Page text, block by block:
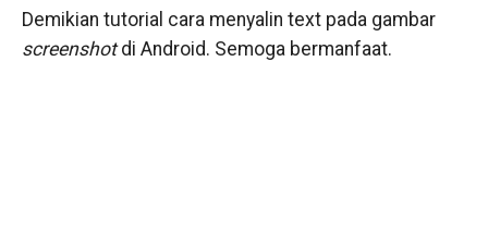
Demikian tutorial cara menyalin text pada gambar
screenshotdi Android. Semoga bermanfaat.